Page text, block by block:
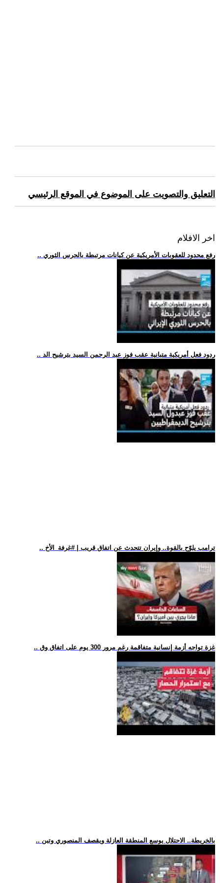
التعليق والتصويت على الموضوع في الموقع الرئيسي
اخر الافلام
.. رفع محدود للعقوبات الأمريكية عن كيانات مرتبطة بالحرس الثوري
.. ردود فعل أمريكية متبانية عقب فوز عبد الرحمن السيد بترشيح الد
.. ترامب يلوّح بالقوة.. وإيران تتحدث عن اتفاق قريب | #غرفة_الأخ
.. غزة تواجه أزمة إنسانية متفاقمة رغم مرور 300 يوم على اتفاق وق
.. بالخريطة.. الاحتلال يوسع المنطقة العازلة ويقصف المنصوري وتبن